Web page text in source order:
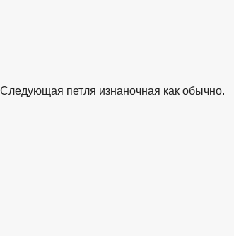
петля изнаночная как обычно.